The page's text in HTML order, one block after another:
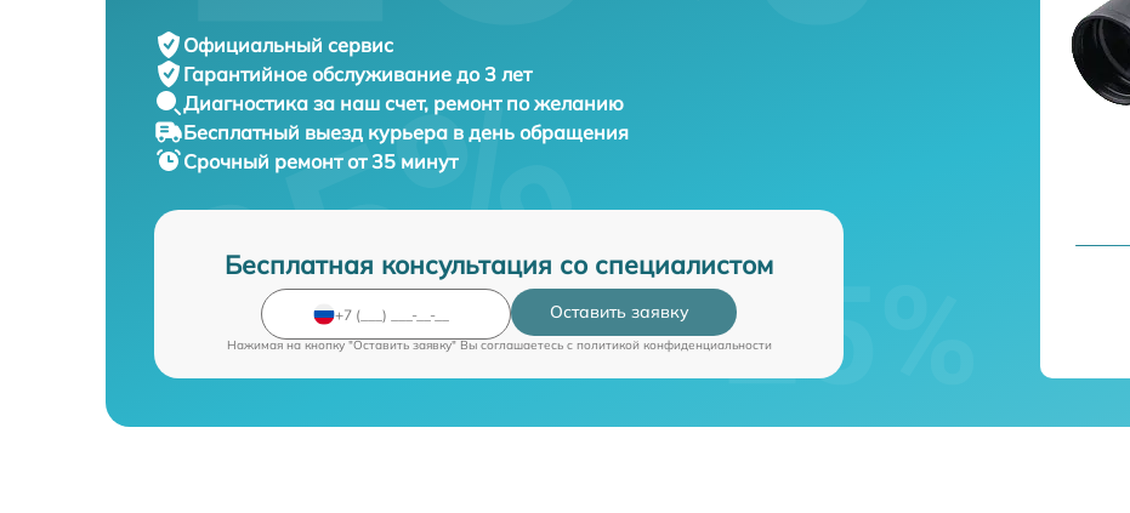
Официальный сервис
Гарантийное обслуживание до 3 лет
Диагностика за наш счет, ремонт по желанию
Бесплатный выезд курьера в день обращения
Срочный ремонтот 35 минут
Бесплатная консультация со специалистом
Оставить заявку
Нажимая на кнопку "Оставить заявку" Вы соглашаетесь c политикой конфиденциальности